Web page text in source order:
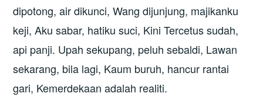
dipotong, air dikunci, Wang dijunjung, majikanku
keji, Aku sabar, hatiku suci, Kini Tercetus sudah,
api panji. Upah sekupang, peluh sebaldi, Lawan
sekarang, bila lagi, Kaum buruh, hancur rantai
gari, Kemerdekaan adalah realiti.